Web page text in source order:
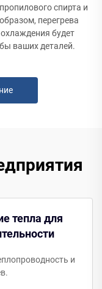
спирта и
перегрева
будет
ваших деталей.
тепла для
и